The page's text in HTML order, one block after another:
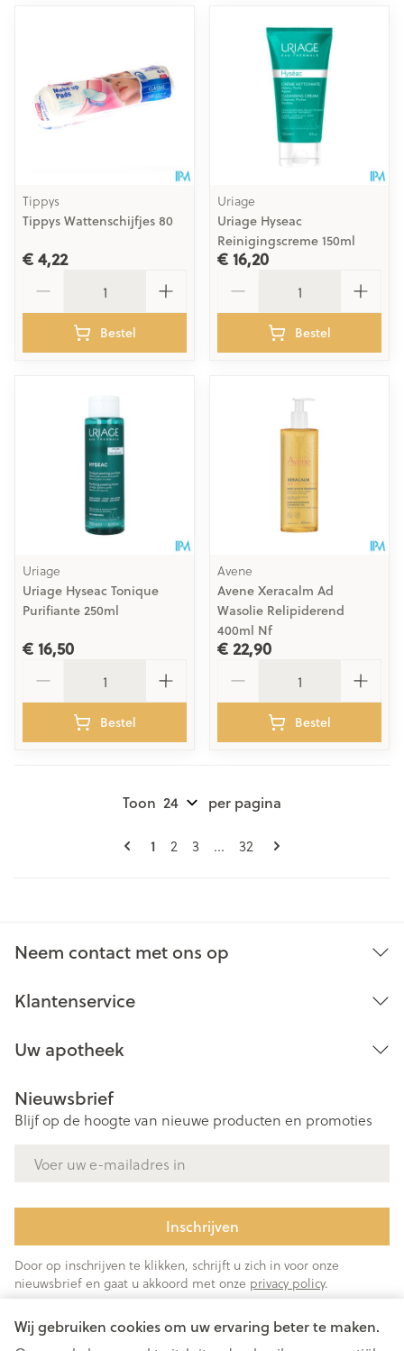
Wij gebruiken cookies om uw ervaring beter te maken.
Tippys
Tippys Wattenschijfjes 80
€ 4,22
Bestel
Uriage
Uriage Hyseac
Reinigingscreme 150ml
€ 16,20
Bestel
Uriage
Uriage Hyseac Tonique
Purifiante 250ml
€ 16,50
Bestel
Avene
Avene Xeracalm Ad
Wasolie Relipiderend
400ml Nf
€ 22,90
Bestel
Pagina's
U lees momenteel pagina
1 Pagina
2 Pagina
3 ... Pagina
32
Toon per pagina
Neem contact met ons op
Klantenservice
Uw apotheek
Nieuwsbrief
Blijf op de hoogte van nieuwe producten en promoties
Inschrijven
Door op inschrijven te klikken, schrijft u zich in voor onze
nieuwsbrief en gaat u akkoord met onze privacy policy.